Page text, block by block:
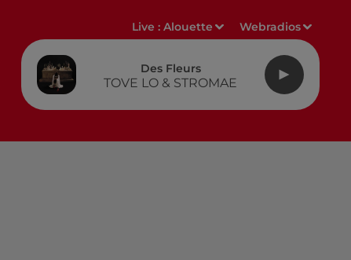
Live :Alouette Webradios
Des Fleurs
TOVE LO & STROMAE